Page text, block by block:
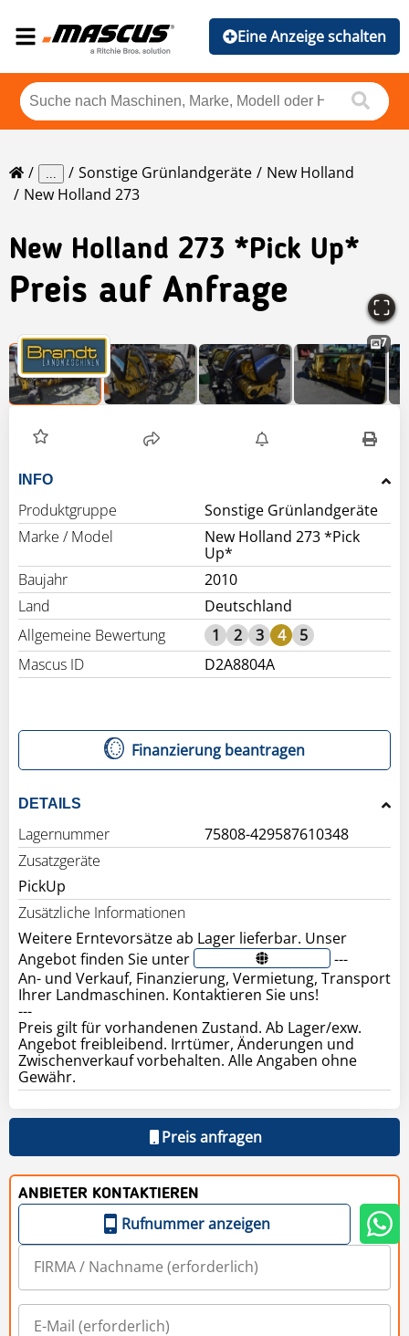
Eine Anzeige schalten
... Sonstige Grünlandgeräte
New Holland
New Holland 273
New Holland 273 *Pick Up*
Preis auf Anfrage
7
INFO
Produktgruppe
Sonstige Grünlandgeräte
Marke / Model
New Holland 273 *Pick
Up*
Baujahr
2010
Land
Deutschland
Allgemeine Bewertung
1 2 3 4
5
Mascus ID
D2A8804A
Finanzierung beantragen
DETAILS
Lagernummer
75808-429587610348
Zusatzgeräte
PickUp
Zusätzliche Informationen
Weitere Erntevorsätze ab Lager lieferbar. Unser
Angebot finden Sie unter
---
An- und Verkauf, Finanzierung, Vermietung, Transport
Ihrer Landmaschinen. Kontaktieren Sie uns!
---
Preis gilt für vorhandenen Zustand. Ab Lager/exw.
Angebot freibleibend. Irrtümer, Änderungen und
Zwischenverkauf vorbehalten. Alle Angaben ohne
Preis anfragen
ANBIETER KONTAKTIEREN
Rufnummer anzeigen